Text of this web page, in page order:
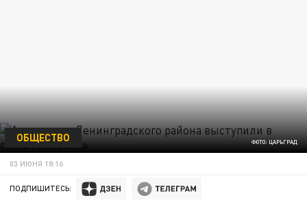
ФОТО: ЦАРЬГРАД
ОБЩЕСТВО
03 ИЮНЯ 18:16
ПОДПИШИТЕСЬ: